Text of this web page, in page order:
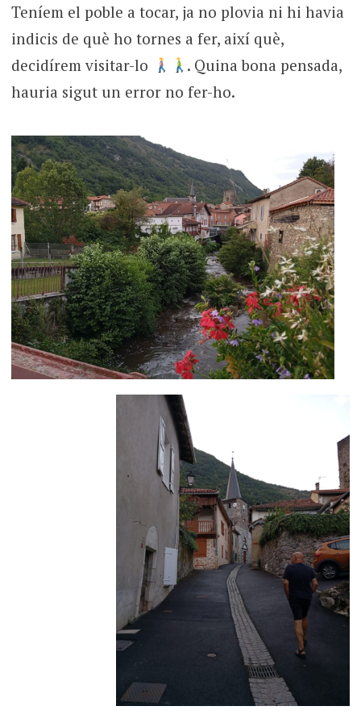
Teníem el poble a tocar, ja no plovia ni hi havia
indicis de què ho tornes a fer, així què,
decidírem visitar-lo
. Quina bona pensada,
hauria sigut un error no fer-ho.